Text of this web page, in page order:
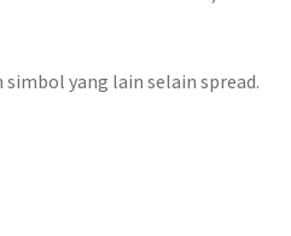
yang lain selain spread.